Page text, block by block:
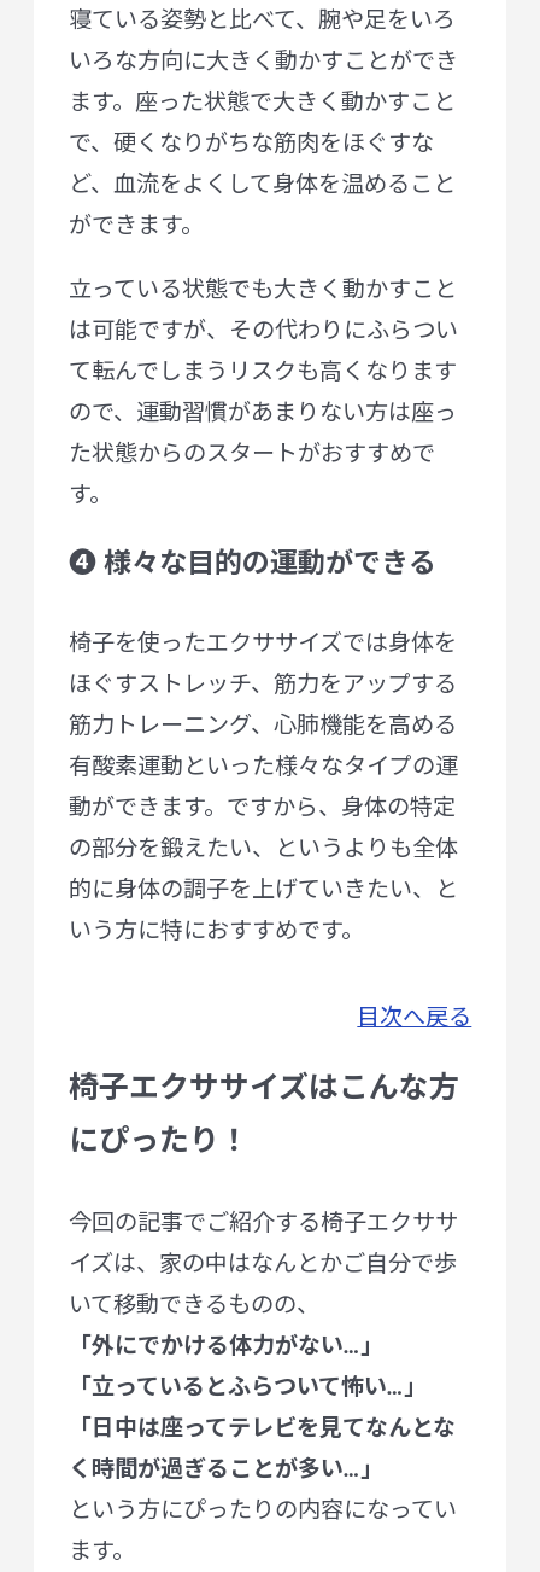
寝ている姿勢と比べて、腕や足をいろ
いろな方向に大きく動かすことができ
ます。座った状態で大きく動かすこと
で、硬くなりがちな筋肉をほぐすな
ど、血流をよくして身体を温めること
ができます。
立っている状態でも大きく動かすこと
は可能ですが、その代わりにふらつい
て転んでしまうリスクも高くなります
ので、運動習慣があまりない方は座っ
た状態からのスタートがおすすめで
す。
❹ 様々な目的の運動ができる
椅子を使ったエクササイズでは身体を
ほぐすストレッチ、筋力をアップする
筋力トレーニング、心肺機能を高める
有酸素運動といった様々なタイプの運
動ができます。ですから、身体の特定
の部分を鍛えたい、というよりも全体
的に身体の調子を上げていきたい、と
いう方に特におすすめです。
目次へ戻る
椅子エクササイズはこんな方
にぴったり！
今回の記事でご紹介する椅子エクササ
イズは、家の中はなんとかご自分で歩
いて移動できるものの、
「外にでかける体力がない…」
「立っているとふらついて怖い…」
「日中は座ってテレビを見てなんとな
く時間が過ぎることが多い…」
という方にぴったりの内容になってい
ます。